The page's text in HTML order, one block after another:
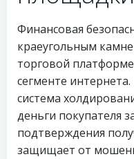
Финансовая
краеугольным
торговой
сегменте
система
деньги покупателя
подтверждения
защищает от